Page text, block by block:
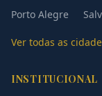
Porto Alegre
Ver todas as
INSTITUCIONAL